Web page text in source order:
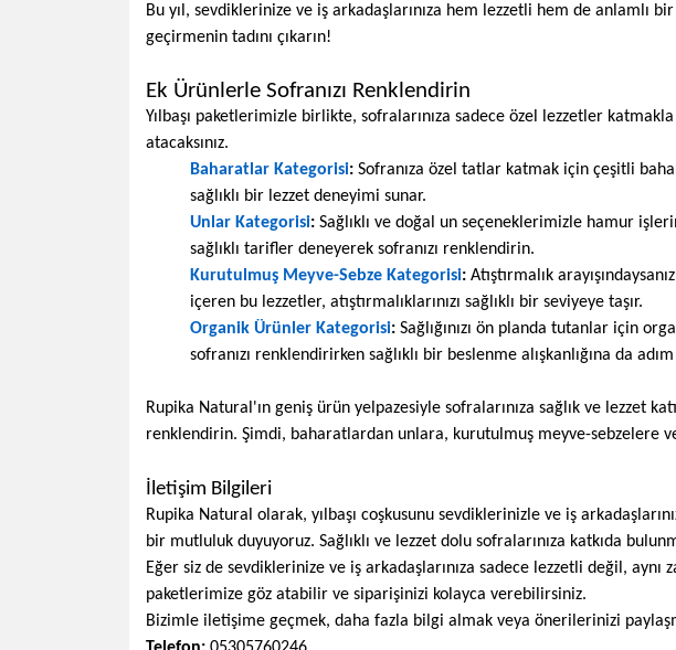
Bu yıl, sevdiklerinize ve iş arkadaşlarınıza hem lezzetli hem de anlamlı
geçirmenin tadını çıkarın!
Ek Ürünlerle Sofranızı Renklendirin
Yılbaşı paketlerimizle birlikte, sofralarınıza sadece özel lezzetler
atacaksınız.
Baharatlar Kategorisi: Sofranıza özel tatlar katmak için çeşitli
sağlıklı bir lezzet deneyimi sunar.
Unlar Kategorisi: Sağlıklı ve doğal un seçeneklerimizle hamur
sağlıklı tarifler deneyerek sofranızı renklendirin.
Kurutulmuş Meyve-Sebze Kategorisi: Atıştırmalık
içeren bu lezzetler, atıştırmalıklarınızı sağlıklı bir seviyeye taşır.
Organik Ürünler Kategorisi: Sağlığınızı ön planda tutanlar için
sofranızı renklendirirken sağlıklı bir beslenme alışkanlığına da adım
Rupika Natural'ın geniş ürün yelpazesiyle sofralarınıza sağlık ve lezzet
renklendirin. Şimdi, baharatlardan unlara, kurutulmuş meyve-sebzelere
İletişim Bilgileri
Rupika Natural olarak, yılbaşı coşkusunu sevdiklerinizle ve iş
bir mutluluk duyuyoruz. Sağlıklı ve lezzet dolu sofralarınıza katkıda
Eğer siz de sevdiklerinize ve iş arkadaşlarınıza sadece lezzetli değil,
paketlerimize göz atabilir ve siparişinizi kolayca verebilirsiniz.
Bizimle iletişime geçmek, daha fazla bilgi almak veya önerilerinizi